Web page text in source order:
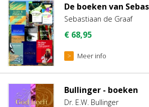
De boeken van
Sebastiaan de Graaf
€ 68,95
Meer info
Bullinger - boeken
Dr. E.W. Bullinger